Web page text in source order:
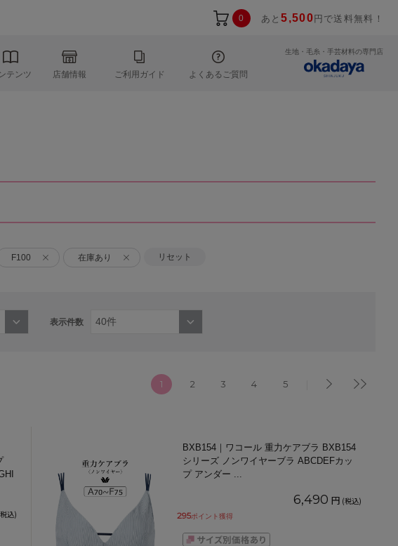
0 あと5,500 円で送料無料！
テンツ 店舗情報 ご利用ガイド よくあるご質問
生地・毛糸・手芸材料の専門店
F100 在庫あり リセット
表示件数
1 2 3 4 5
込)
BXB154｜ワコール 重力ケアブラ BXB154
シリーズ ノンワイヤーブラ ABCDEFカッ
プ アンダー ...
6,490 円 (税込)
295ポイント獲得